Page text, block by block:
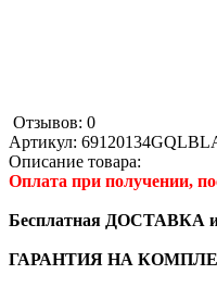
Отзывов: 0
Артикул:
Описание товара:
Оплата при получении,
Бесплатная ДОСТАВКА
ГАРАНТИЯ НА